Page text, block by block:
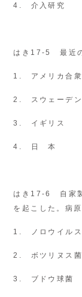
4. 介入研究
はき17-5 最近の
1. アメリカ合衆
2. スウェーデン
3. イギリス
4. 日 本
はき17-6 自家製
を起こした。病
1. ノロウイルス
2. ボツリヌス菌
3. ブドウ球菌